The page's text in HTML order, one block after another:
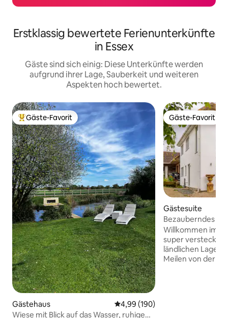
Erstklassig bewertete Ferienunterkünfte
in Essex
Gäste sind sich einig: Diese Unterkünfte werden
aufgrund ihrer Lage, Sauberkeit und weiteren
Aspekten hoch bewertet.
Beliebter Gäste-Favorit.
Gäste-Favorit
Gästehaus Durchschnittliche Bewertung:
4,99 (190)
Wiese mit Blick auf das Wasser, ruhige
Gäste-Favorit
Gäste-Favorit
Gästesuite
Bezauberndes
Schlafzimmern
Willkommen im
super
ländlichen Lage
Meilen von der